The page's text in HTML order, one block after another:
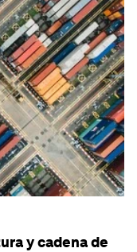
y cadena de